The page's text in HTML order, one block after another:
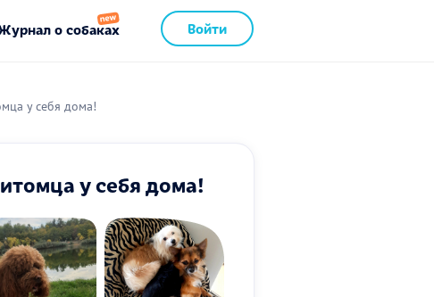
Войти
о собаках
у себя дома!
у себя дома!